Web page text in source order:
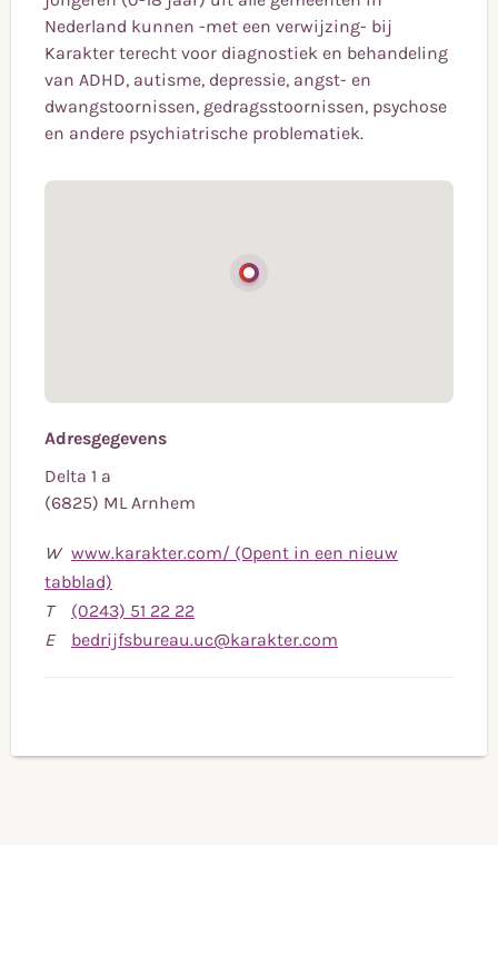
Nederland kunnen -met een verwijzing- bij
Karakter terecht voor diagnostiek en behandeling
van ADHD, autisme, depressie, angst- en
dwangstoornissen, gedragsstoornissen, psychose
en andere psychiatrische problematiek.
Adresgegevens
Delta 1 a
(6825) ML Arnhem
W www.karakter.com/ (Opent in een nieuw
tabblad)
T
(0243) 51 22 22Bel
naar
22
E bedrijfsbureau.uc@karakter.com
naar